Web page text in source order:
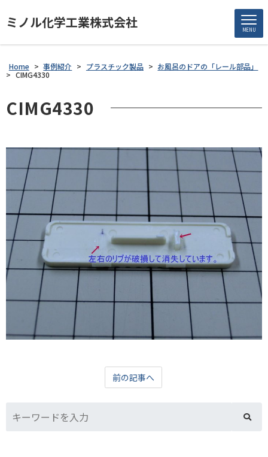
ミノル化学工業株式会社 MENU
Home > 事例紹介 > プラスチック製品 > お風呂のドアの「レール部品」
> CIMG4330
CIMG4330
前の記事へ